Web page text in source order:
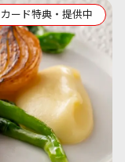
カード特典・提供中